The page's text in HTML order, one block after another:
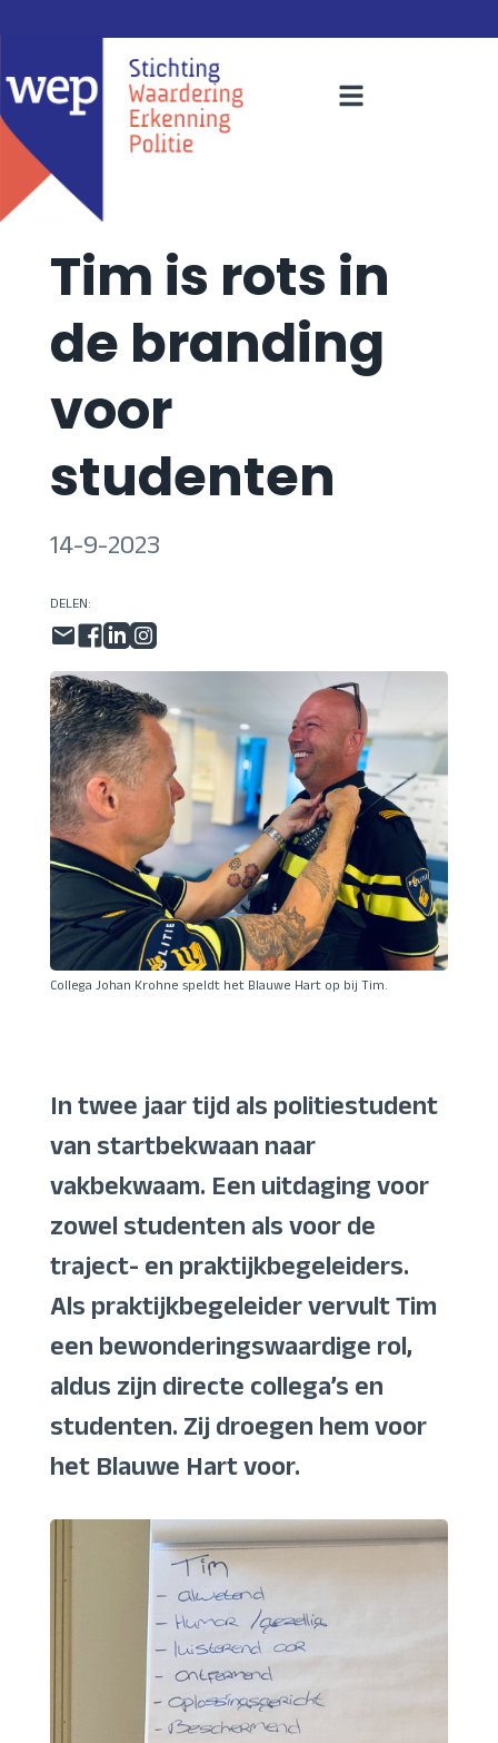
Tim is rots in
de branding
voor
studenten
14-9-2023
DELEN:
Collega Johan Krohne speldt het Blauwe Hart op bij Tim.
In twee jaar tijd als politiestudent
van startbekwaan naar
vakbekwaam. Een uitdaging voor
zowel studenten als voor de
traject- en praktijkbegeleiders.
Als praktijkbegeleider vervult Tim
een bewonderingswaardige rol,
aldus zijn directe collega’s en
studenten. Zij droegen hem voor
het Blauwe Hart voor.